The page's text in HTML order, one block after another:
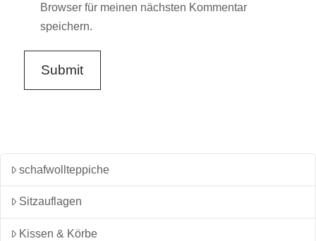
Browser für meinen nächsten Kommentar
speichern.
schafwollteppiche
Sitzauflagen
Kissen & Körbe